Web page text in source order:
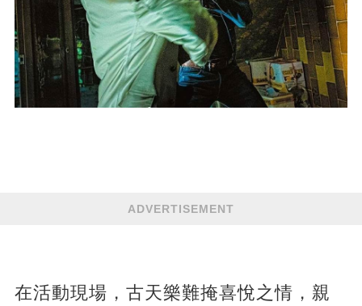
ADVERTISEMENT
在活動現場，古天樂難掩喜悅之情，親